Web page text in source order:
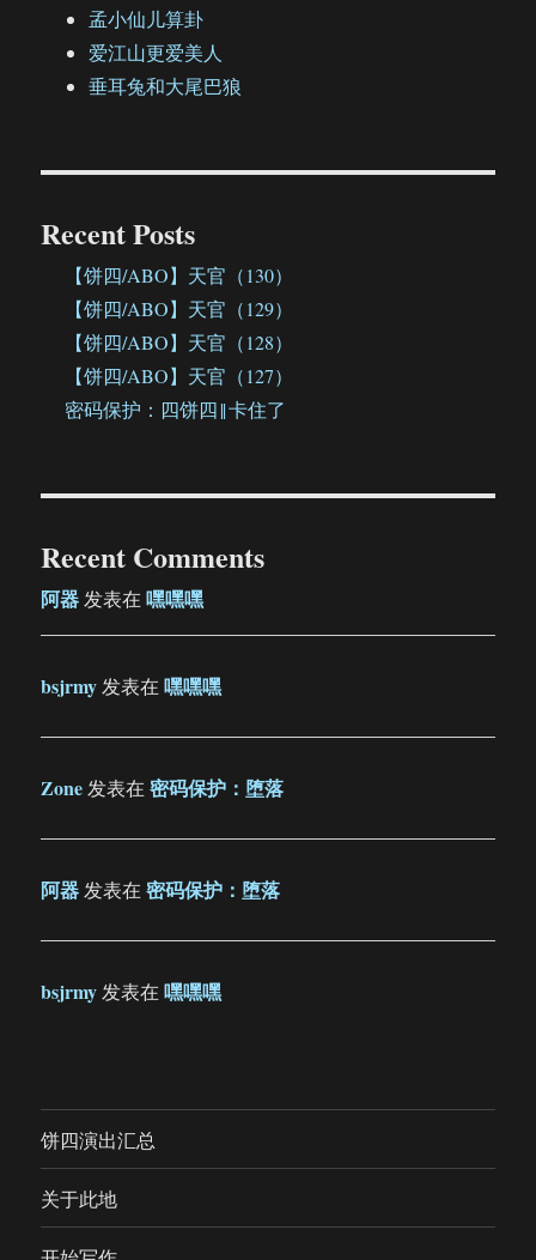
孟小仙儿算卦
爱江山更爱美人
垂耳兔和大尾巴狼
Recent Posts
【饼四/ABO】天官（130）
【饼四/ABO】天官（129）
【饼四/ABO】天官（128）
【饼四/ABO】天官（127）
密码保护：四饼四‖卡住了
Recent Comments
阿器发表在嘿嘿嘿
bsjrmy发表在嘿嘿嘿
Zone发表在密码保护：堕落
阿器发表在密码保护：堕落
bsjrmy发表在嘿嘿嘿
饼四演出汇总
关于此地